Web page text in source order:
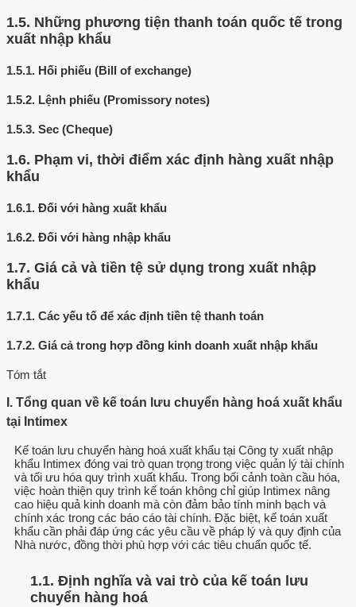
1.5. Những phương tiện thanh toán quốc tế trong
xuất nhập khẩu
1.5.1. Hối phiếu (Bill of exchange)
1.5.2. Lệnh phiếu (Promissory notes)
1.5.3. Sec (Cheque)
1.6. Phạm vi, thời điểm xác định hàng xuất nhập
khẩu
1.6.1. Đối với hàng xuất khẩu
1.6.2. Đối với hàng nhập khẩu
1.7. Giá cả và tiền tệ sử dụng trong xuất nhập
khẩu
1.7.1. Các yếu tố để xác định tiền tệ thanh toán
1.7.2. Giá cả trong hợp đồng kinh doanh xuất nhập khẩu
Tóm tắt
I. Tổng quan về kế toán lưu chuyển hàng hoá xuất khẩu
tại Intimex
Kế toán lưu chuyển hàng hoá xuất khẩu tại Công ty xuất nhập
khẩu Intimex đóng vai trò quan trọng trong việc quản lý tài chính
và tối ưu hóa quy trình xuất khẩu. Trong bối cảnh toàn cầu hóa,
việc hoàn thiện quy trình kế toán không chỉ giúp Intimex nâng
cao hiệu quả kinh doanh mà còn đảm bảo tính minh bạch và
chính xác trong các báo cáo tài chính. Đặc biệt, kế toán xuất
khẩu cần phải đáp ứng các yêu cầu về pháp lý và quy định của
Nhà nước, đồng thời phù hợp với các tiêu chuẩn quốc tế.
1.1. Định nghĩa và vai trò của kế toán lưu
chuyển hàng hoá